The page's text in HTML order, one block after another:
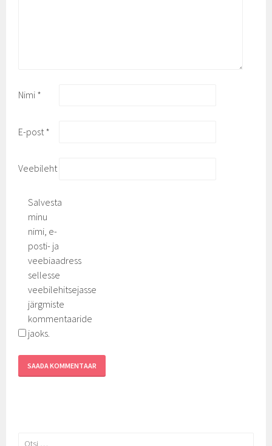
Nimi *
E-post *
Veebileht
Salvesta
minu
nimi, e-
posti- ja
veebiaadress
sellesse
veebilehitsejasse
järgmiste
kommentaaride
jaoks.
Otsi: